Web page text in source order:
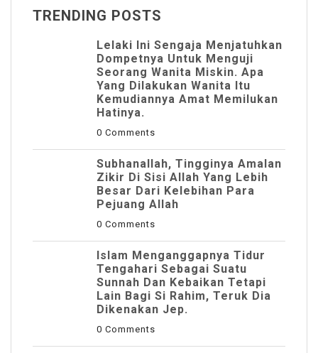
TRENDING POSTS
Lelaki Ini Sengaja Menjatuhkan
Dompetnya Untuk Menguji
Seorang Wanita Miskin. Apa
Yang Dilakukan Wanita Itu
Kemudiannya Amat Memilukan
Hatinya.
0 Comments
Subhanallah, Tingginya Amalan
Zikir Di Sisi Allah Yang Lebih
Besar Dari Kelebihan Para
Pejuang Allah
0 Comments
Islam Menganggapnya Tidur
Tengahari Sebagai Suatu
Sunnah Dan Kebaikan Tetapi
Lain Bagi Si Rahim, Teruk Dia
Dikenakan Jep.
0 Comments